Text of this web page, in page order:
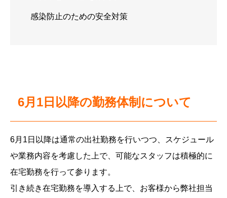
感染防止のための安全対策
6月1日以降の勤務体制について
6月1日以降は通常の出社勤務を行いつつ、スケジュール
や業務内容を考慮した上で、可能なスタッフは積極的に
在宅勤務を行って参ります。
引き続き在宅勤務を導入する上で、お客様から弊社担当